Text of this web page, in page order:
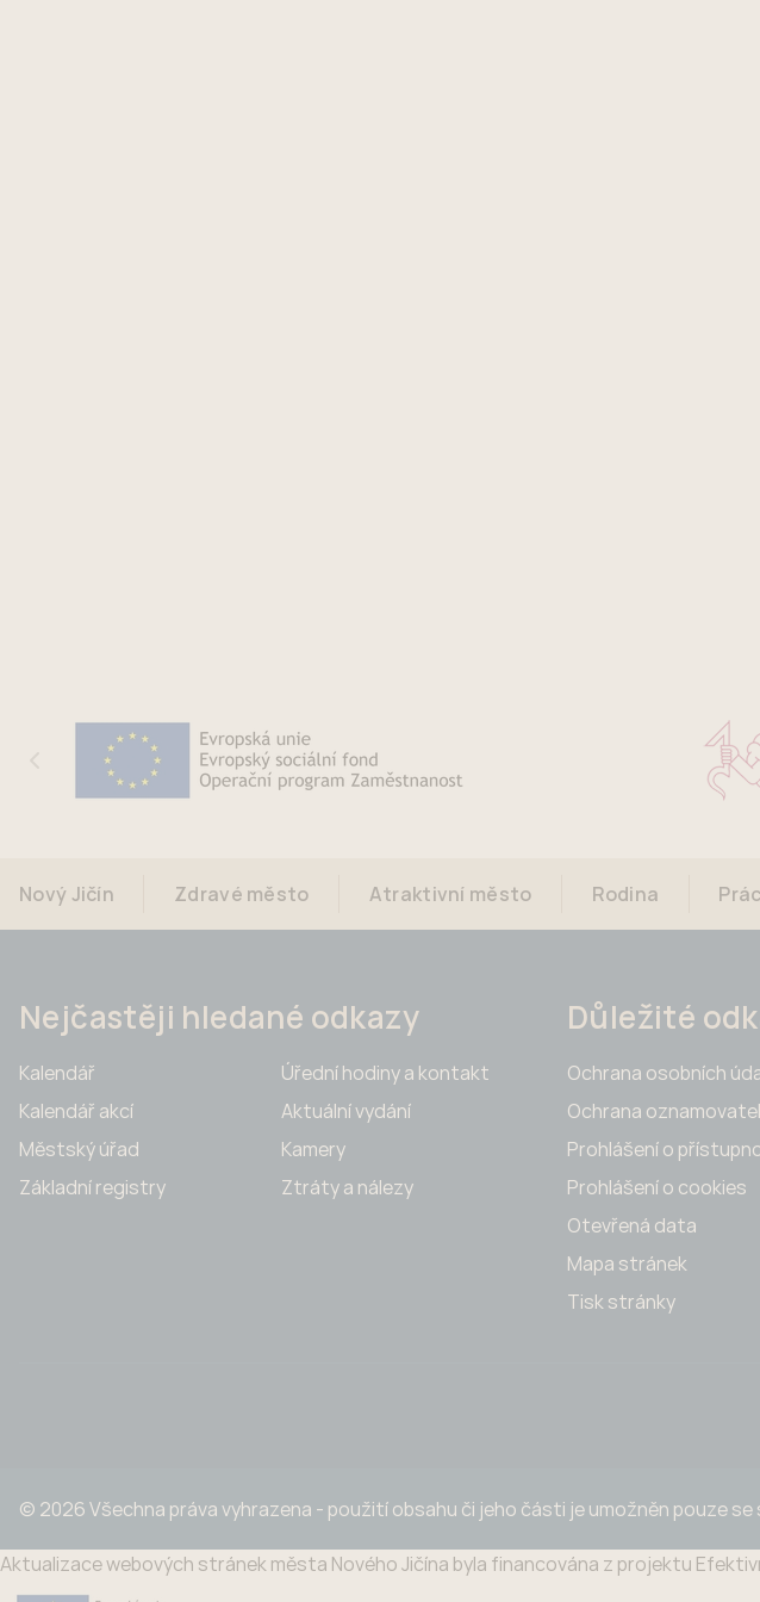
Nový Jičín Zdravé město Atraktivní město Rodina
Nejčastěji hledané odkazy
Kalendář
Kalendář akcí
Městský úřad
Základní registry
Úřední hodiny a kontakt
Aktuální vydání
Kamery
Ztráty a nálezy
Důležité
Ochrana osobních
Ochrana
Prohlášení o
Prohlášení o cookies
Otevřená data
Mapa stránek
Tisk stránky
© 2026 Všechna práva vyhrazena - použití obsahu či jeho části je umožněn pouze se
Aktualizace webových stránek města Nového Jičína byla financována z projektu